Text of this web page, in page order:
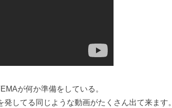
が何か準備をしている。
してる同じような動画がたくさん出て来ます。